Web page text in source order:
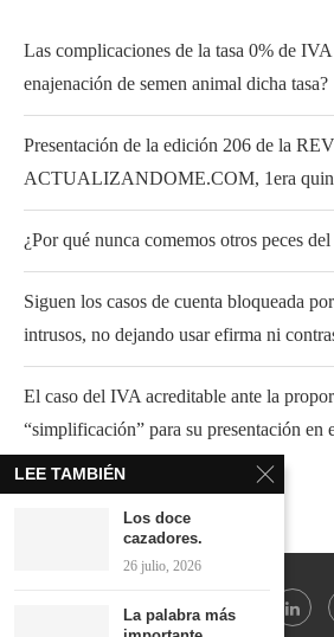
Las complicaciones de la tasa 0% de
enajenación de semen animal dicha tasa?
Presentación de la edición 206 de la
ACTUALIZANDOME.COM, 1era
¿Por qué nunca comemos otros peces
Siguen los casos de cuenta bloqueada
intrusos, no dejando usar efirma ni
El caso del IVA acreditable ante la
“simplificación” para su presentación en
LEE TAMBIÉN
Los doce
cazadores.
26 julio, 2026
La palabra más